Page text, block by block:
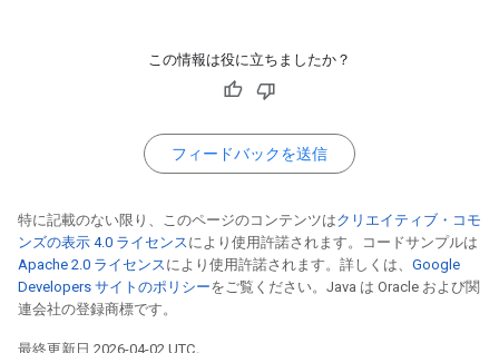
この情報は役に立ちましたか？
フィードバックを送信
特に記載のない限り、このページのコンテンツはクリエイティブ・コモ
ンズの表示 4.0 ライセンス により使用許諾されます。コードサンプルは
Apache 2.0 ライセンス により使用許諾されます。詳しくは、 Google
Developers サイトのポリシーをご覧ください。Java は Oracle および関
連会社の登録商標です。
最終更新日 2026-04-02 UTC。